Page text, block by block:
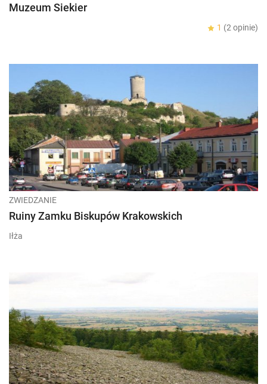
Muzeum Siekier
1 (2 opinie)
ZWIEDZANIE
Ruiny Zamku Biskupów Krakowskich
Iłża